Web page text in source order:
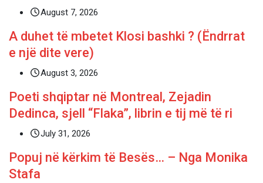
August 7, 2026
A duhet të mbetet Klosi bashki ? (Ëndrrat
e një dite vere)
August 3, 2026
Poeti shqiptar në Montreal, Zejadin
Dedinca, sjell “Flaka”, librin e tij më të ri
July 31, 2026
Popuj në kërkim të Besës… – Nga Monika
Stafa